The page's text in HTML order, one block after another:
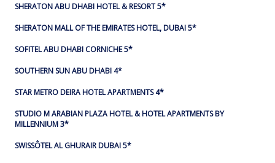
SHERATON ABU DHABI HOTEL & RESORT 5*
SHERATON MALL OF THE EMIRATES HOTEL, DUBAI 5*
SOFITEL ABU DHABI CORNICHE 5*
SOUTHERN SUN ABU DHABI 4*
STAR METRO DEIRA HOTEL APARTMENTS 4*
STUDIO M ARABIAN PLAZA HOTEL & HOTEL APARTMENTS BY
MILLENNIUM 3*
SWISSÔTEL AL GHURAIR DUBAI 5*